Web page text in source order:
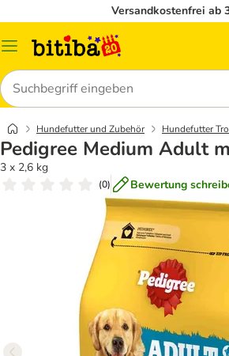
Versandkostenfrei ab
Menü
Suchen
Hundefutter und Zubehör Hundefutter
Pedigree Medium Adult
3 x 2,6 kg
(0) Bewertung